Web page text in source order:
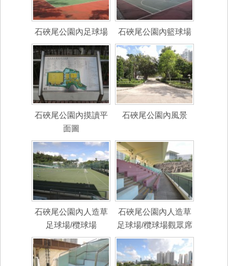
石硤尾公園內足球場 石硤尾公園內籃球場
石硤尾公園內摸讀平
面圖
石硤尾公園內風景
石硤尾公園內人造草
足球場/欖球場
石硤尾公園內人造草
足球場/欖球場觀眾席